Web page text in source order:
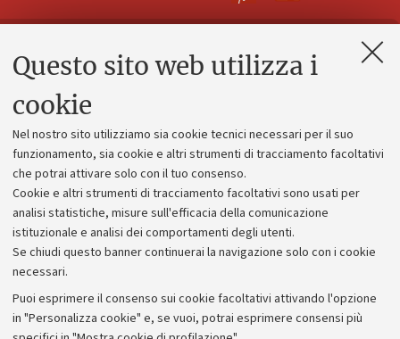
Questo sito web utilizza i
cookie
Nel nostro sito utilizziamo sia cookie tecnici necessari per il suo
funzionamento, sia cookie e altri strumenti di tracciamento facoltativi
che potrai attivare solo con il tuo consenso.
Cookie e altri strumenti di tracciamento facoltativi sono usati per
analisi statistiche, misure sull'efficacia della comunicazione
istituzionale e analisi dei comportamenti degli utenti.
Se chiudi questo banner continuerai la navigazione solo con i cookie
necessari.
Puoi esprimere il consenso sui cookie facoltativi attivando l'opzione
in "Personalizza cookie" e, se vuoi, potrai esprimere consensi più
Contatti e PEC
Alumni community
Piano strategico
Bilanci
Donazioni e 5x1000
Bandi, gare e concorsi
Albo online